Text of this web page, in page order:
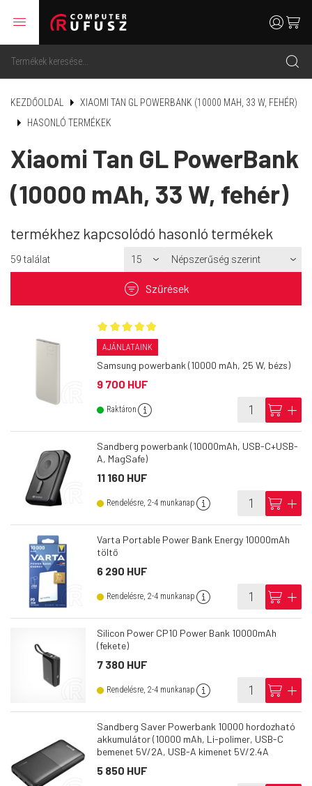
menu
search
usercart
KEZDŐOLDAL
XIAOMI TAN GL POWERBANK (10000 MAH, 33 W, FEHÉR)
HASONLÓ TERMÉKEK
Xiaomi Tan GL PowerBank
(10000 mAh, 33 W, fehér)
termékhez kapcsolódó hasonló termékek
59 találat
filter Szűrések
AJÁNLATAINK
Samsung powerbank (10000 mAh, 25 W, bézs)
9 700 HUF
Raktáron info cart add
Sandberg powerbank (10000mAh, USB-C+USB-
A, MagSafe)
11 160 HUF
Rendelésre, 2-4 munkanap info cart add
Varta Portable Power Bank Energy 10000mAh
töltő
6 290 HUF
Rendelésre, 2-4 munkanap info cart add
Silicon Power CP10 Power Bank 10000mAh
(fekete)
7 380 HUF
Rendelésre, 2-4 munkanap info cart add
Sandberg Saver Powerbank 10000 hordozható
akkumulátor (10000 mAh, Li-polimer, USB-C
bemenet 5V/2A, USB-A kimenet 5V/2.4A
5 850 HUF